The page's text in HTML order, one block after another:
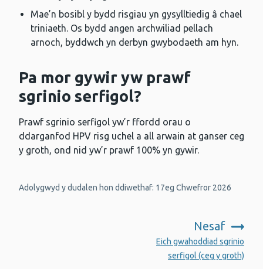
Mae’n bosibl y bydd risgiau yn gysylltiedig â chael
triniaeth. Os bydd angen archwiliad pellach
arnoch, byddwch yn derbyn gwybodaeth am hyn.
Pa mor gywir yw prawf
sgrinio serfigol?
Prawf sgrinio serfigol yw’r ffordd orau o
ddarganfod HPV risg uchel a all arwain at ganser ceg
y groth, ond nid yw’r prawf 100% yn gywir.
Adolygwyd y dudalen hon ddiwethaf: 17eg Chwefror 2026
Nesaf
Eich gwahoddiad sgrinio
serfigol (ceg y groth)